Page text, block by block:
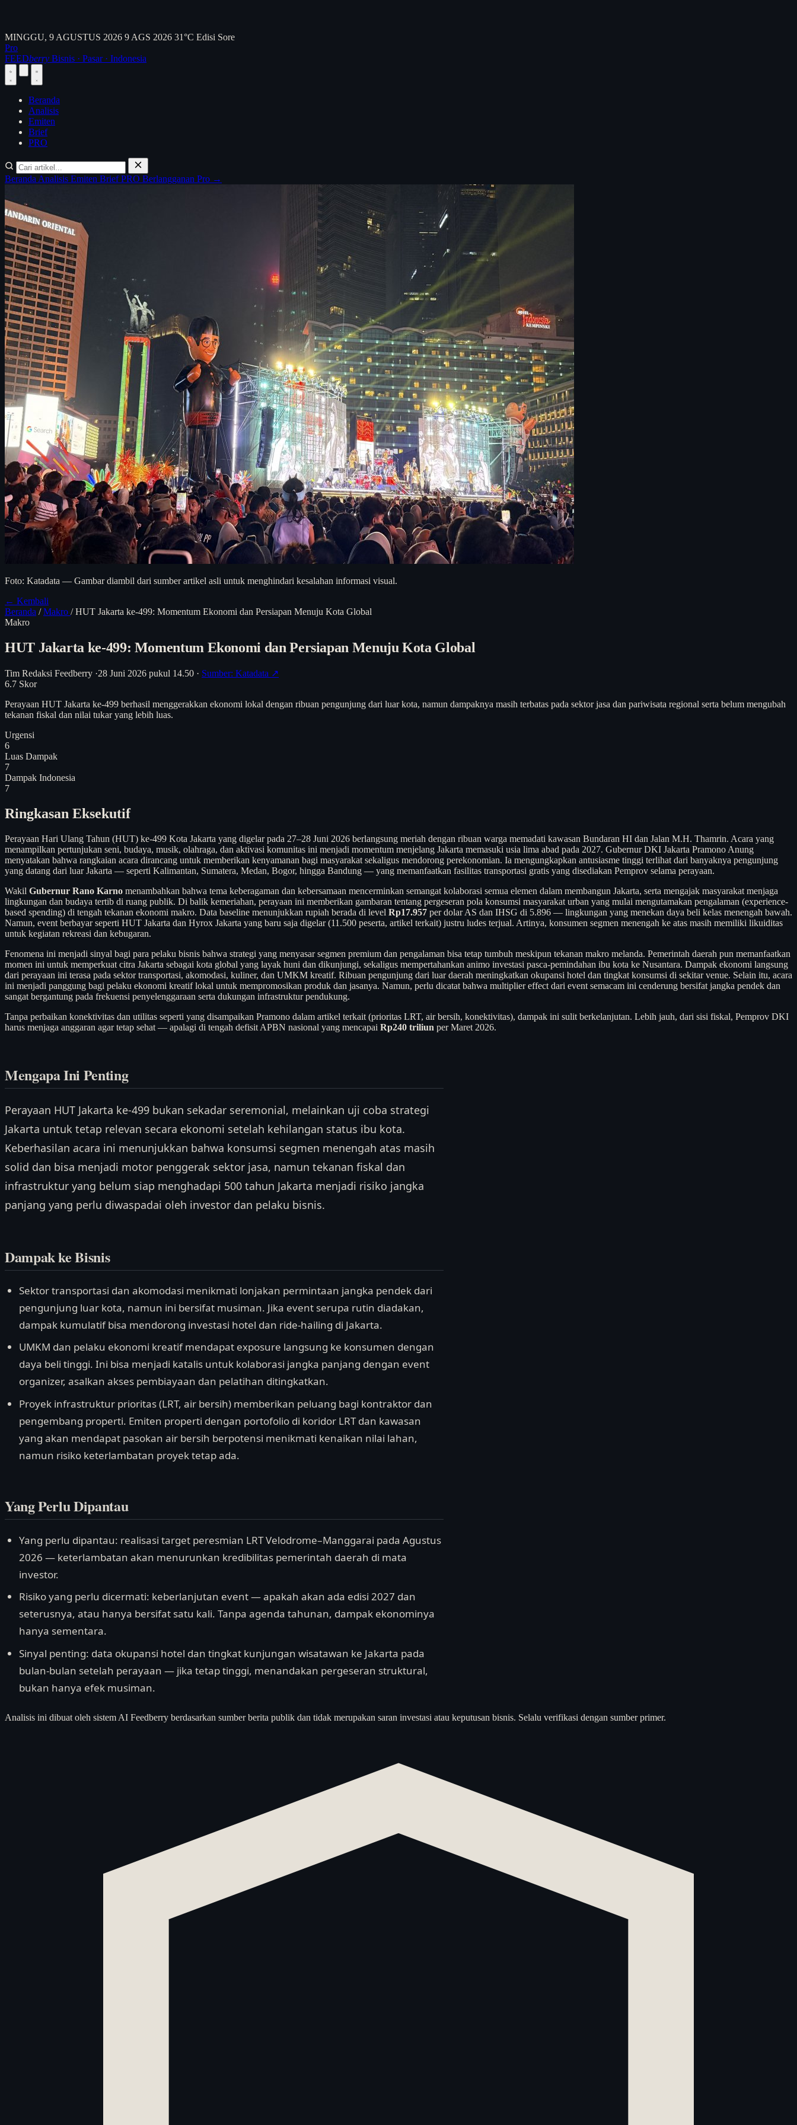
MINGGU, 9 AGUSTUS 2026 9 AGS 2026 31°C Edisi Sore
Pro
FEEDberry Bisnis · Pasar · Indonesia
Beranda
Analisis
Emiten
Brief
PRO
Beranda Analisis Emiten BriefPRO Berlangganan Pro →
Foto: Katadata — Gambar diambil dari sumber artikel asli untuk menghindari kesalahan informasi visual.
← Kembali
Beranda / Makro / HUT Jakarta ke-499: Momentum Ekonomi dan Persiapan Menuju Kota Global
Makro
HUT Jakarta ke-499: Momentum Ekonomi dan Persiapan Menuju Kota Global
Tim Redaksi Feedberry ·28 Juni 2026 pukul 14.50 · Sumber: Katadata ↗
6.7 Skor
Perayaan HUT Jakarta ke-499 berhasil menggerakkan ekonomi lokal dengan ribuan pengunjung dari luar kota, namun dampaknya masih terbatas pada sektor jasa dan pariwisata regional serta belum mengubah
tekanan fiskal dan nilai tukar yang lebih luas.
Urgensi
6
Luas Dampak
7
Dampak Indonesia
7
Ringkasan Eksekutif
Perayaan Hari Ulang Tahun (HUT) ke-499 Kota Jakarta yang digelar pada 27–28 Juni 2026 berlangsung meriah dengan ribuan warga memadati kawasan Bundaran HI dan Jalan M.H. Thamrin. Acara yang
menampilkan pertunjukan seni, budaya, musik, olahraga, dan aktivasi komunitas ini menjadi momentum menjelang Jakarta memasuki usia lima abad pada 2027. Gubernur DKI Jakarta Pramono Anung
menyatakan bahwa rangkaian acara dirancang untuk memberikan kenyamanan bagi masyarakat sekaligus mendorong perekonomian. Ia mengungkapkan antusiasme tinggi terlihat dari banyaknya pengunjung
yang datang dari luar Jakarta — seperti Kalimantan, Sumatera, Medan, Bogor, hingga Bandung — yang memanfaatkan fasilitas transportasi gratis yang disediakan Pemprov selama perayaan.
Wakil Gubernur Rano Karno menambahkan bahwa tema keberagaman dan kebersamaan mencerminkan semangat kolaborasi semua elemen dalam membangun Jakarta, serta mengajak masyarakat menjaga
lingkungan dan budaya tertib di ruang publik. Di balik kemeriahan, perayaan ini memberikan gambaran tentang pergeseran pola konsumsi masyarakat urban yang mulai mengutamakan pengalaman (experience-
based spending) di tengah tekanan ekonomi makro. Data baseline menunjukkan rupiah berada di level Rp17.957 per dolar AS dan IHSG di 5.896 — lingkungan yang menekan daya beli kelas menengah bawah.
Namun, event berbayar seperti HUT Jakarta dan Hyrox Jakarta yang baru saja digelar (11.500 peserta, artikel terkait) justru ludes terjual. Artinya, konsumen segmen menengah ke atas masih memiliki likuiditas
untuk kegiatan rekreasi dan kebugaran.
Fenomena ini menjadi sinyal bagi para pelaku bisnis bahwa strategi yang menyasar segmen premium dan pengalaman bisa tetap tumbuh meskipun tekanan makro melanda. Pemerintah daerah pun memanfaatkan
momen ini untuk memperkuat citra Jakarta sebagai kota global yang layak huni dan dikunjungi, sekaligus mempertahankan animo investasi pasca-pemindahan ibu kota ke Nusantara. Dampak ekonomi langsung
dari perayaan ini terasa pada sektor transportasi, akomodasi, kuliner, dan UMKM kreatif. Ribuan pengunjung dari luar daerah meningkatkan okupansi hotel dan tingkat konsumsi di sekitar venue. Selain itu, acara
ini menjadi panggung bagi pelaku ekonomi kreatif lokal untuk mempromosikan produk dan jasanya. Namun, perlu dicatat bahwa multiplier effect dari event semacam ini cenderung bersifat jangka pendek dan
sangat bergantung pada frekuensi penyelenggaraan serta dukungan infrastruktur pendukung.
Tanpa perbaikan konektivitas dan utilitas seperti yang disampaikan Pramono dalam artikel terkait (prioritas LRT, air bersih, konektivitas), dampak ini sulit berkelanjutan. Lebih jauh, dari sisi fiskal, Pemprov DKI
harus menjaga anggaran agar tetap sehat — apalagi di tengah defisit APBN nasional yang mencapai Rp240 triliun per Maret 2026.
Mengapa Ini Penting
Perayaan HUT Jakarta ke-499 bukan sekadar seremonial, melainkan uji coba strategi
Jakarta untuk tetap relevan secara ekonomi setelah kehilangan status ibu kota.
Keberhasilan acara ini menunjukkan bahwa konsumsi segmen menengah atas masih
solid dan bisa menjadi motor penggerak sektor jasa, namun tekanan fiskal dan
infrastruktur yang belum siap menghadapi 500 tahun Jakarta menjadi risiko jangka
panjang yang perlu diwaspadai oleh investor dan pelaku bisnis.
Dampak ke Bisnis
Sektor transportasi dan akomodasi menikmati lonjakan permintaan jangka pendek dari
pengunjung luar kota, namun ini bersifat musiman. Jika event serupa rutin diadakan,
dampak kumulatif bisa mendorong investasi hotel dan ride-hailing di Jakarta.
UMKM dan pelaku ekonomi kreatif mendapat exposure langsung ke konsumen dengan
daya beli tinggi. Ini bisa menjadi katalis untuk kolaborasi jangka panjang dengan event
organizer, asalkan akses pembiayaan dan pelatihan ditingkatkan.
Proyek infrastruktur prioritas (LRT, air bersih) memberikan peluang bagi kontraktor dan
pengembang properti. Emiten properti dengan portofolio di koridor LRT dan kawasan
yang akan mendapat pasokan air bersih berpotensi menikmati kenaikan nilai lahan,
namun risiko keterlambatan proyek tetap ada.
Yang Perlu Dipantau
Yang perlu dipantau: realisasi target peresmian LRT Velodrome–Manggarai pada Agustus
2026 — keterlambatan akan menurunkan kredibilitas pemerintah daerah di mata
investor.
Risiko yang perlu dicermati: keberlanjutan event — apakah akan ada edisi 2027 dan
seterusnya, atau hanya bersifat satu kali. Tanpa agenda tahunan, dampak ekonominya
hanya sementara.
Sinyal penting: data okupansi hotel dan tingkat kunjungan wisatawan ke Jakarta pada
bulan-bulan setelah perayaan — jika tetap tinggi, menandakan pergeseran struktural,
bukan hanya efek musiman.
Analisis ini dibuat oleh sistem AI Feedberry berdasarkan sumber berita publik dan tidak merupakan saran investasi atau keputusan bisnis. Selalu verifikasi dengan sumber primer.